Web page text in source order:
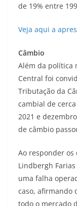
de 19% entre
Veja aqui a
Câmbio
Além da política
Central foi
Tributação da
cambial de
2021 e
de câmbio
Ao responder
Lindbergh Farias
uma falha
caso, afirmando
todo o mercado